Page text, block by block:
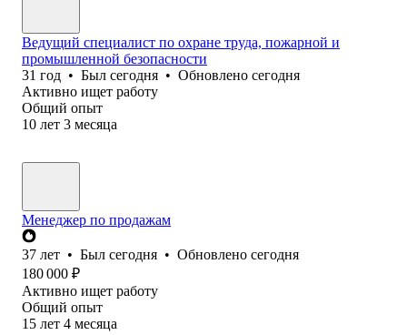
Ведущий специалист по охране труда, пожарной и
промышленной безопасности
31 год • Был сегодня • Обновлено сегодня
Активно ищет работу
Общий опыт
10 лет 3 месяца
Менеджер по продажам
37 лет • Был сегодня • Обновлено сегодня
180 000 ₽
Активно ищет работу
Общий опыт
15 лет 4 месяца